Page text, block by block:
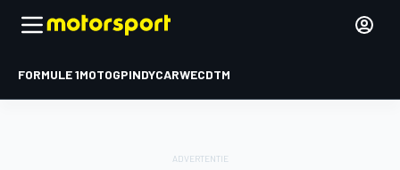
FORMULE 1MOTOGPINDYCARWECDTM